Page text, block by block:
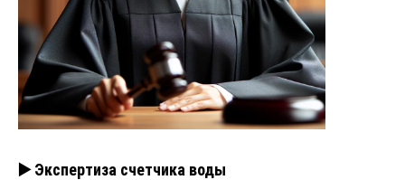
▶️ Экспертиза счетчика воды